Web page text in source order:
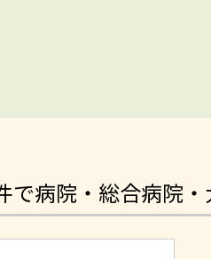
で病院・総合病院